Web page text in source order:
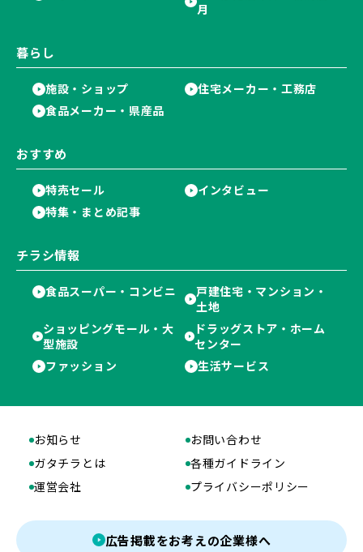
月
暮らし
施設・ショップ
住宅メーカー・工務店
食品メーカー・県産品
おすすめ
特売セール
インタビュー
特集・まとめ記事
チラシ情報
食品スーパー・コンビニ
戸建住宅・マンション・
土地
ショッピングモール・大
型施設
ドラッグストア・ホーム
センター
ファッション
生活サービス
お知らせ
お問い合わせ
ガタチラとは
各種ガイドライン
運営会社
プライバシーポリシー
広告掲載をお考えの企業様へ